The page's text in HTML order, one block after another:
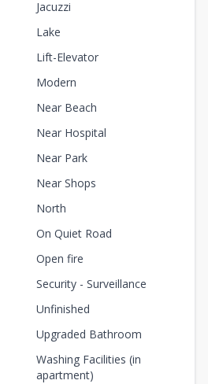
Jacuzzi
Lake
Lift-Elevator
Modern
Near Beach
Near Hospital
Near Park
Near Shops
North
On Quiet Road
Open fire
Security - Surveillance
Unfinished
Upgraded Bathroom
Washing Facilities (in
apartment)